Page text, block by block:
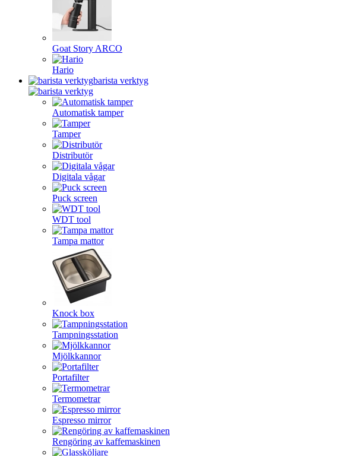
Goat Story ARCO
Hario
barista verktyg
Automatisk tamper
Tamper
Distributör
Digitala vågar
Puck screen
WDT tool
Tampa mattor
Knock box
Tampningsstation
Mjölkkannor
Portafilter
Termometrar
Espresso mirror
Rengöring av kaffemaskinen